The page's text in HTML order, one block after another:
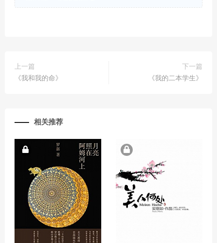
上一篇
《我和我的命》
下一篇
《我的二本学生》
相关推荐